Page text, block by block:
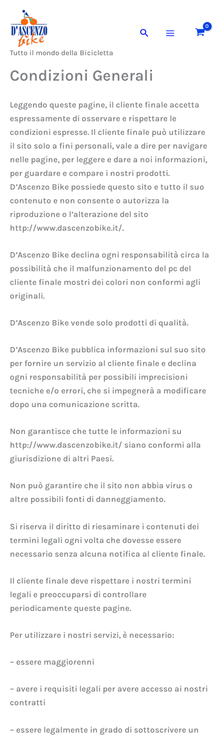
contenuto
Tutto il mondo della Bicicletta
Cerca
Condizioni Generali
Leggendo queste pagine, il cliente finale accetta
espressamente di osservare e rispettare le
condizioni espresse. Il cliente finale può utilizzare
il sito solo a fini personali, vale a dire per navigare
nelle pagine, per leggere e dare a noi informazioni,
per guardare e compare i nostri prodotti.
D’Ascenzo Bike possiede questo sito e tutto il suo
contenuto e non consente o autorizza la
riproduzione o l’alterazione del sito
http://www.dascenzobike.it/.
D’Ascenzo Bike declina ogni responsabilità circa la
possibilità che il malfunzionamento del pc del
cliente finale mostri dei colori non conformi agli
originali.
D’Ascenzo Bike vende solo prodotti di qualità.
D’Ascenzo Bike pubblica informazioni sul suo sito
per fornire un servizio al cliente finale e declina
ogni responsabilità per possibili imprecisioni
tecniche e/o errori, che si impegnerà a modificare
dopo una comunicazione scritta.
Non garantisce che tutte le informazioni su
http://www.dascenzobike.it/ siano conformi alla
giurisdizione di altri Paesi.
Non può garantire che il sito non abbia virus o
altre possibili fonti di danneggiamento.
Si riserva il diritto di riesaminare i contenuti dei
termini legali ogni volta che dovesse essere
necessario senza alcuna notifica al cliente finale.
Il cliente finale deve rispettare i nostri termini
legali e preoccuparsi di controllare
periodicamente queste pagine.
Per utilizzare i nostri servizi, è necessario:
– essere maggiorenni
– avere i requisiti legali per avere accesso ai nostri
contratti
– essere legalmente in grado di sottoscrivere un